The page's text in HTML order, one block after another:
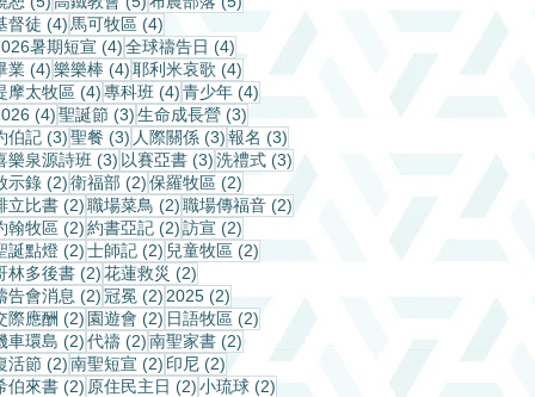
督徒 (4) 4 篇文章
馬可牧區 (4)
暑期短宣 (4)4 篇文章
全球禱告日 (4)
業 (4)4 篇文章
樂樂棒 (4)4 篇文章
耶利米哀歌 (4)
摩太牧區 (4)4 篇文章
專科班 (4)4 篇文章
青少年 (4)
(4)4 篇文章
聖誕節 (3)3 篇文章
生命成長營 (3)
伯記 (3)3 篇文章
聖餐 (3) 3 篇文章
人際關係 (3)3 篇文章
報名 (3)
樂泉源詩班 (3) 3 篇文章
以賽亞書 (3)3 篇文章
洗禮式 (3)
示錄 (2)2 篇文章
衛福部 (2)2 篇文章
保羅牧區 (2)
立比書 (2)2 篇文章
職場菜鳥 (2)2 篇文章
職場傳福音 (2)
翰牧區 (2)2 篇文章
約書亞記 (2)2 篇文章
訪宣 (2)
誕點燈 (2)2 篇文章
士師記 (2) 2 篇文章
兒童牧區 (2)
林多後書 (2)2 篇文章
花蓮救災 (2)
告會消息 (2)2 篇文章
冠冕 (2) 2 篇文章
2025 (2)
際應酬 (2) 2 篇文章
園遊會 (2) 2 篇文章
日語牧區 (2)
車環島 (2)2 篇文章
代禱 (2)2 篇文章
南聖家書 (2)
活節 (2)2 篇文章
南聖短宣 (2) 2 篇文章
印尼 (2) 2 篇文章
伯來書 (2) 2 篇文章
原住民主日 (2)2 篇文章
小琉球 (2)